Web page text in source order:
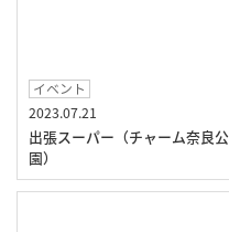
イベント
2023.07.21
出張スーパー（チャーム奈良公
園）